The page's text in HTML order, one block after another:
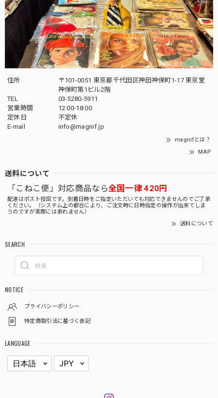
住所
〒101-0051 東京都千代田区神田神保町1-17 東京堂
神保町第1ビル2階
TEL
03-5280-5911
営業時間
12:00-18:00
定休日
不定休
E-mail
info@magnif.jp
magnifとは？
MAP
送料について
「こねこ便」対応商品なら全国一律 420円
配達はポスト投函です。到着日時をご指定いただいても対応できませんのでご了承
ください。（システム上の都合により、ご注文時に日時指定の操作が出来てしま
うのですが実際には承れません）
送料について
SEARCH
NOTICE
プライバシーポリシー
特定商取引法に基づく表記
LANGUAGE